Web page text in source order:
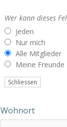
Wer kann dieses
Jeden
Nur mich
Alle Mitglieder
Meine Freunde
Schliessen
Wohnort